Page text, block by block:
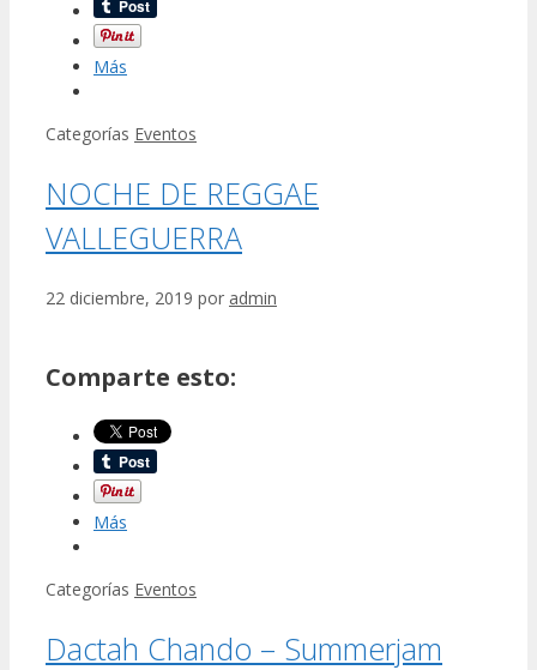
Más
Categorías Eventos
NOCHE DE REGGAE
VALLEGUERRA
22 diciembre, 2019 por admin
Comparte esto:
Más
Categorías Eventos
Dactah Chando – Summerjam